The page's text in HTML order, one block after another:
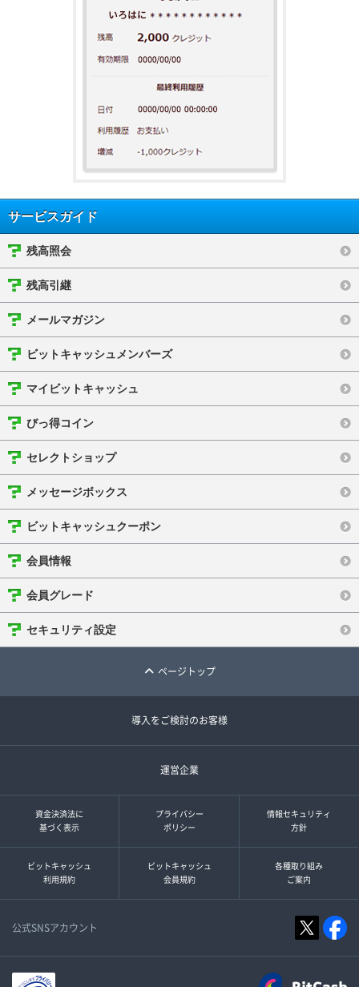
サービスガイド
残高照会
残高引継
メールマガジン
ビットキャッシュメンバーズ
マイビットキャッシュ
びっ得コイン
セレクトショップ
メッセージボックス
ビットキャッシュクーポン
会員情報
会員グレード
セキュリティ設定
ページトップ
導入をご検討のお客様
運営企業
資金決済法に
基づく表示
プライバシー
ポリシー
情報セキュリティ
方針
ビットキャッシュ
利用規約
ビットキャッシュ
会員規約
各種取り組み
ご案内
公式SNSアカウント